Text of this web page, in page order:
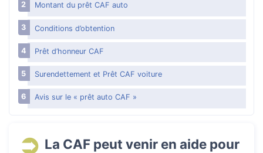
Montant du prêt CAF auto
Conditions d’obtention
Prêt d’honneur CAF
Surendettement et Prêt CAF voiture
Avis sur le « prêt auto CAF »
La CAF peut venir en aide pour